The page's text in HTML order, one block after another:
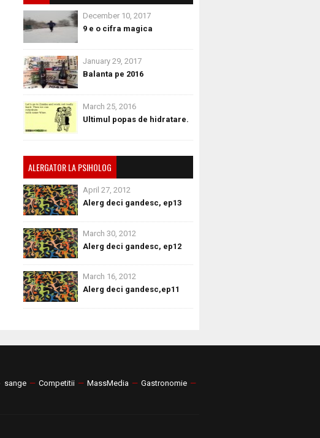
December 10, 2017
9 e o cifra magica
January 29, 2017
Balanta pe 2016
March 25, 2016
Ultimul popas de hidratare.
ALERGATOR LA PSIHOLOG
April 27, 2012
Alerg deci gandesc, ep13
March 30, 2012
Alerg deci gandesc, ep12
March 16, 2012
Alerg deci gandesc,ep11
sange — Competitii — MassMedia — Gastronomie —